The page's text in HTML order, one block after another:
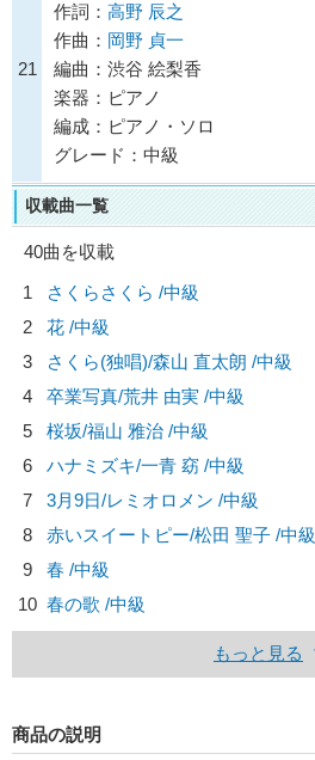
21
作詞： 高野 辰之
作曲： 岡野 貞一
編曲：渋谷 絵梨香
楽器：ピアノ
編成：ピアノ・ソロ
グレード：中級
収載曲一覧
40曲を収載
1
さくらさくら /中級
2
花 /中級
3
さくら(独唱)/森山 直太朗 /中級
4
卒業写真/荒井 由実 /中級
5
桜坂/福山 雅治 /中級
6
ハナミズキ/一青 窈 /中級
7
3月9日/レミオロメン /中級
8
赤いスイートピー/松田 聖子 /中級
9
春 /中級
10 春の歌 /中級
もっと見る
商品の説明